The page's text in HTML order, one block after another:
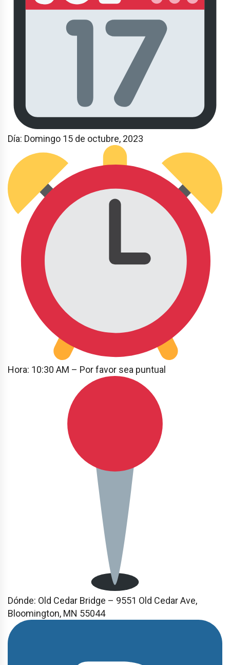
Día: Domingo 15 de octubre, 2023
Hora: 10:30 AM – Por favor sea puntual
Dónde: Old Cedar Bridge – 9551 Old Cedar Ave,
Bloomington, MN 55044